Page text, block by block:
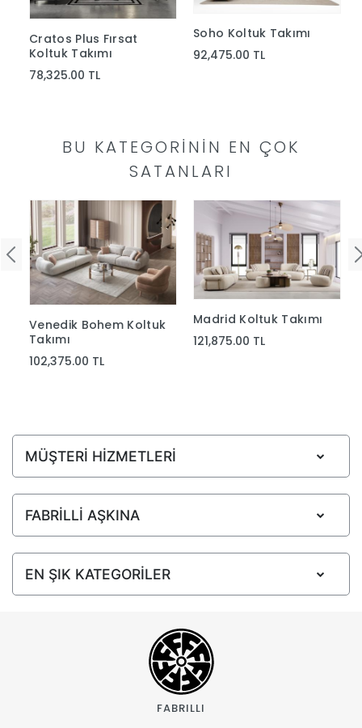
Cratos Plus Fırsat
Koltuk Takımı
78,325.00 TL
Soho Koltuk Takımı
92,475.00 TL
BU KATEGORININ EN ÇOK
SATANLARI
Venedik Bohem Koltuk
Takımı
102,375.00 TL
Madrid Koltuk Takımı
121,875.00 TL
MÜŞTERİ HİZMETLERİ
FABRİLLİ AŞKINA
EN ŞIK KATEGORİLER
FABRILLI